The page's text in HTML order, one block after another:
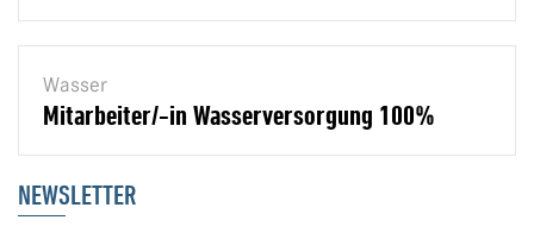
Wasser
Mitarbeiter/-in Wasserversorgung 100%
NEWSLETTER